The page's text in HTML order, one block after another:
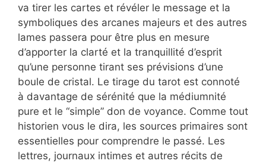
va tirer les cartes et révéler le message et la
symboliques des arcanes majeurs et des autres
lames passera pour être plus en mesure
d’apporter la clarté et la tranquillité d’esprit
qu’une personne tirant ses prévisions d’une
boule de cristal. Le tirage du tarot est connoté
à davantage de sérénité que la médiumnité
pure et le “simple” don de voyance. Comme tout
historien vous le dira, les sources primaires sont
essentielles pour comprendre le passé. Les
lettres, journaux intimes et autres récits de